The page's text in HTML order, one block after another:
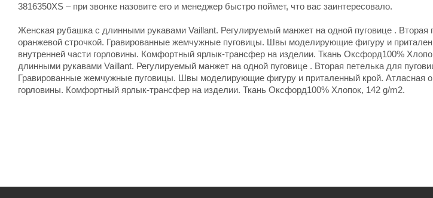
3816350XS – при звонке назовите его и менеджер быстро поймет, что вас заинтересовало.
Женская рубашка с длинными рукавами Vaillant. Регулируемый манжет на одной пуговице . Вторая
оранжевой строчкой. Гравированные жемчужные пуговицы. Швы моделирующие фигуру и
внутренней части горловины. Комфортный ярлык-трансфер на изделии. Ткань Оксфорд100%
длинными рукавами Vaillant. Регулируемый манжет на одной пуговице . Вторая петелька для
Гравированные жемчужные пуговицы. Швы моделирующие фигуру и приталенный крой. Атласная
горловины. Комфортный ярлык-трансфер на изделии. Ткань Оксфорд100% Хлопок, 142 g/m2.